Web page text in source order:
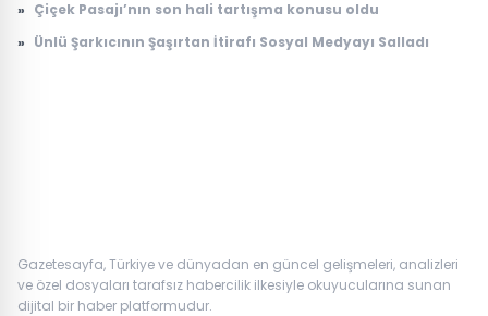
» Çiçek Pasajı’nın son hali tartışma konusu oldu
» Ünlü Şarkıcının Şaşırtan İtirafı Sosyal Medyayı Salladı
Gazetesayfa, Türkiye ve dünyadan en güncel gelişmeleri, analizleri
ve özel dosyaları tarafsız habercilik ilkesiyle okuyucularına sunan
dijital bir haber platformudur.